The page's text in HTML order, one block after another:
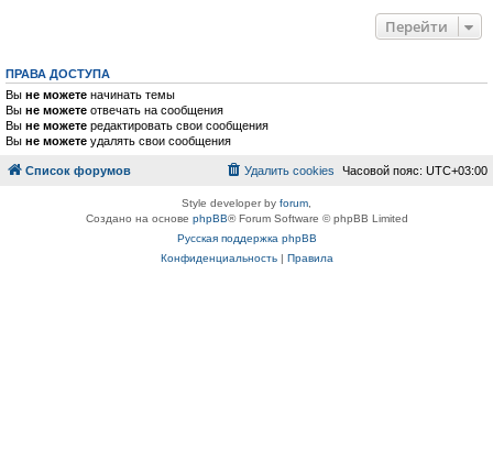
Перейти
ПРАВА ДОСТУПА
Вы не можете начинать темы
Вы не можете отвечать на сообщения
Вы не можете редактировать свои сообщения
Вы не можете удалять свои сообщения
Список форумов Часовой пояс: UTC+03:00
Удалить cookies
Style developer by forum
Создано на основе phpBB® Forum Software © phpBB Limited
Русская поддержка phpBB
Конфиденциальность| Правила